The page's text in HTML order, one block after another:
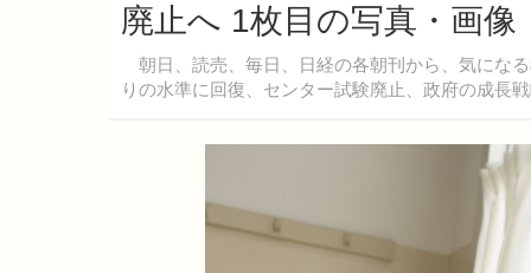
廃止へ 1枚目の写真・画像
朝日、読売、毎日、日経の各朝刊から、気にな
りの水準に回復、センター試験廃止、政府の成長